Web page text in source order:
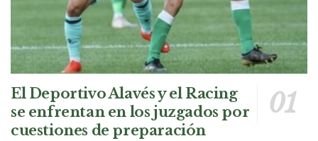
El Deportivo Alavés y el Racing
se enfrentan en los juzgados por
cuestiones de preparación